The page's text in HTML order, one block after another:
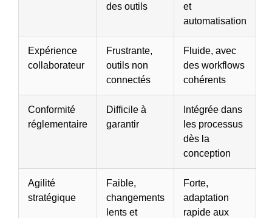
des outils
et
automatisation
Expérience
collaborateur
Frustrante,
outils non
connectés
Fluide, avec
des workflows
cohérents
Conformité
réglementaire
Difficile à
garantir
Intégrée dans
les processus
dès la
conception
Agilité
stratégique
Faible,
changements
lents et
Forte,
adaptation
rapide aux